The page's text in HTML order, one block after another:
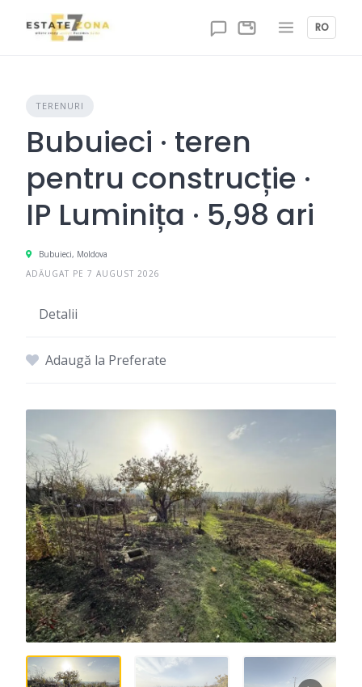
RO
TERENURI
Bubuieci · teren
pentru construcție ·
IP Luminița · 5,98 ari
Bubuieci, Moldova
ADĂUGAT PE 7 AUGUST 2026
Detalii
Adaugă la Preferate